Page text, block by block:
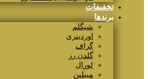
تخفیفات
برندها
شیگلم
اوردینری
گراف
گلدن رز
لورال
میبلین